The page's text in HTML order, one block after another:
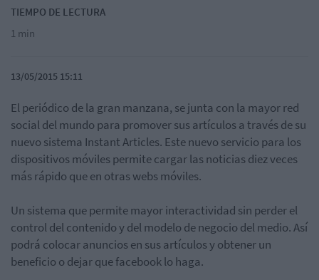
TIEMPO DE LECTURA
1 min
13/05/2015 15:11
El periódico de la gran manzana, se junta con la mayor red
social del mundo para promover sus artículos a través de su
nuevo sistema Instant Articles. Este nuevo servicio para los
dispositivos móviles permite cargar las noticias diez veces
más rápido que en otras webs móviles.
Un sistema que permite mayor interactividad sin perder el
control del contenido y del modelo de negocio del medio. Así
podrá colocar anuncios en sus artículos y obtener un
beneficio o dejar que facebook lo haga.